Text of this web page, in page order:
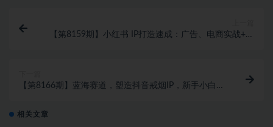
【第8159期】小红书 IP打造速成：广告、电商实战+内
【第8166期】蓝海赛道，塑造抖音戒烟IP，新手小白日
相关文章